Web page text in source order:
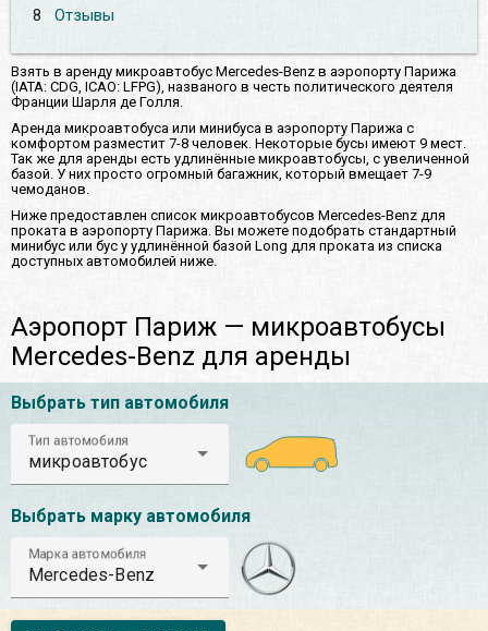
8
Отзывы
Взять в аренду микроавтобус Mercedes-Benz в аэропорту Парижа
(IATA: CDG, ICAO: LFPG), названого в честь политического деятеля
Франции Шарля де Голля.
Аренда микроавтобуса или минибуса в аэропорту Парижа с
комфортом разместит 7-8 человек. Некоторые бусы имеют 9 мест.
Так же для аренды есть удлинённые микроавтобусы, с увеличенной
базой. У них просто огромный багажник, который вмещает 7-9
чемоданов.
Ниже предоставлен список микроавтобусов Mercedes-Benz для
проката в аэропорту Парижа. Вы можете подобрать стандартный
минибус или бус у удлинённой базой Long для проката из списка
доступных автомобилей ниже.
Аэропорт Париж — микроавтобусы
Mercedes-Benz для аренды
Выбрать тип автомобиля
Тип автомобиля
микроавтобус
Выбрать марку автомобиля
Марка автомобиля
Mercedes-Benz